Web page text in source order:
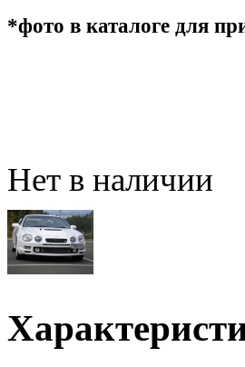
*фото в каталоге для
Нет в наличии